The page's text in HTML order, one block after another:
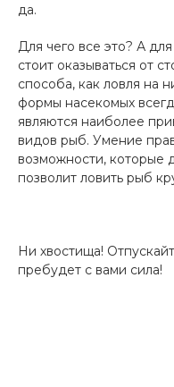
да.
Для чего все это? А
стоит оказываться от
способа, как ловля на
формы насекомых
являются наиболее
видов рыб. Умение
возможности, которые
позволит ловить рыб
Ни хвостища!
пребудет с вами сила!